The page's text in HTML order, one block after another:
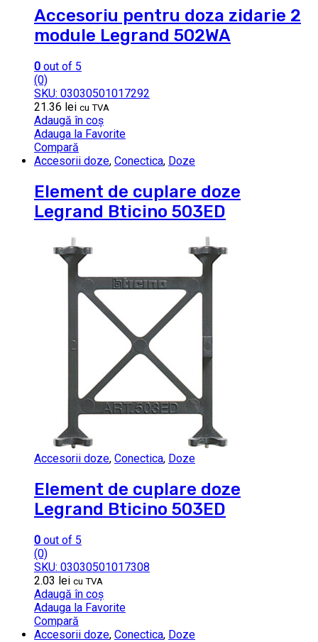
Accesoriu pentru doza zidarie 2
module Legrand 502WA
0 out of 5
(0)
SKU: 03030501017292
21.36 lei cu TVA
Adaugă în coș
Adauga la Favorite
Compară
Accesorii doze, Conectica, Doze
Element de cuplare doze
Legrand Bticino 503ED
Accesorii doze, Conectica, Doze
Element de cuplare doze
Legrand Bticino 503ED
0 out of 5
(0)
SKU: 03030501017308
2.03 lei cu TVA
Adaugă în coș
Adauga la Favorite
Compară
Accesorii doze, Conectica, Doze